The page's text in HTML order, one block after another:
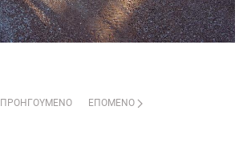
ΠΡΟΗΓΟΎΜΕΝΟ ΕΠΌΜΕΝΟ